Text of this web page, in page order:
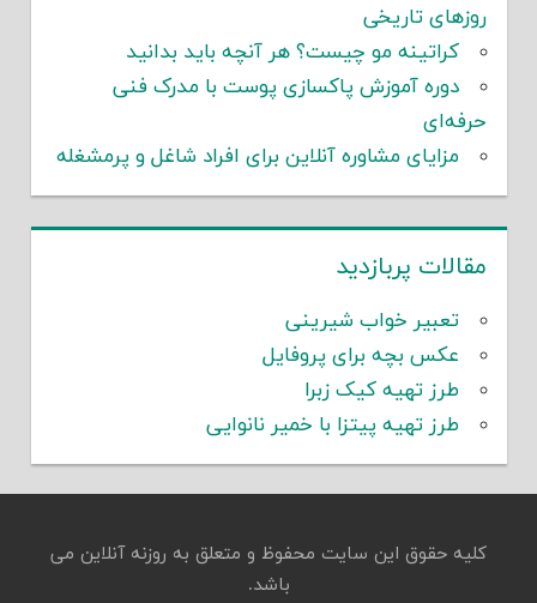
روزهای تاریخی
کراتینه مو چیست؟ هر آنچه باید بدانید
دوره آموزش پاکسازی پوست با مدرک فنی
حرفه‌ای
مزایای مشاوره آنلاین برای افراد شاغل و پرمشغله
مقالات پربازدید
تعبیر خواب شیرینی
عکس بچه برای پروفایل
طرز تهیه کیک زبرا
طرز تهیه پیتزا با خمیر نانوایی
کلیه حقوق این سایت محفوظ و متعلق به روزنه آنلاین می
باشد.